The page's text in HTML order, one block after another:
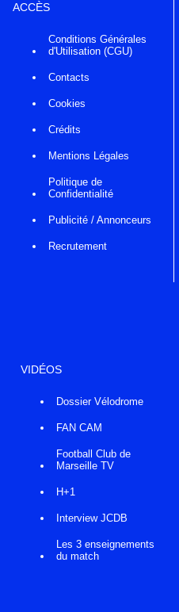
ACCÈS
Conditions Générales
d'Utilisation (CGU)
Contacts
Cookies
Crédits
Mentions Légales
Politique de
Confidentialité
Publicité / Annonceurs
Recrutement
VIDÉOS
Dossier Vélodrome
FAN CAM
Football Club de
Marseille TV
H+1
Interview JCDB
Les 3 enseignements
du match